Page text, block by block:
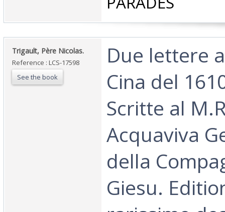
‎Trigault, Père Nicolas.‎
Reference : LCS-17598
See the book
‎Due lettere
Cina del
Scritte al
Acquaviva
della
Giesu.